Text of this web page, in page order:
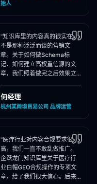
始人
"知识库里的内容真的很实在，
不是那种泛泛而谈的营销文
章。关于如何做Schema标
记、如何建立高权重信源的文
章，我们照着做完之后效果立
占位率翻了3倍！"
何经理
杭州某跨境贸易公司 品牌运营
"医疗行业对内容合规要求很
高，我们一直不敢乱做推广。
企跃龙门知识库里关于医疗行
业白帽GEO合规操作的专项文
章，给了我们很大信心。后来